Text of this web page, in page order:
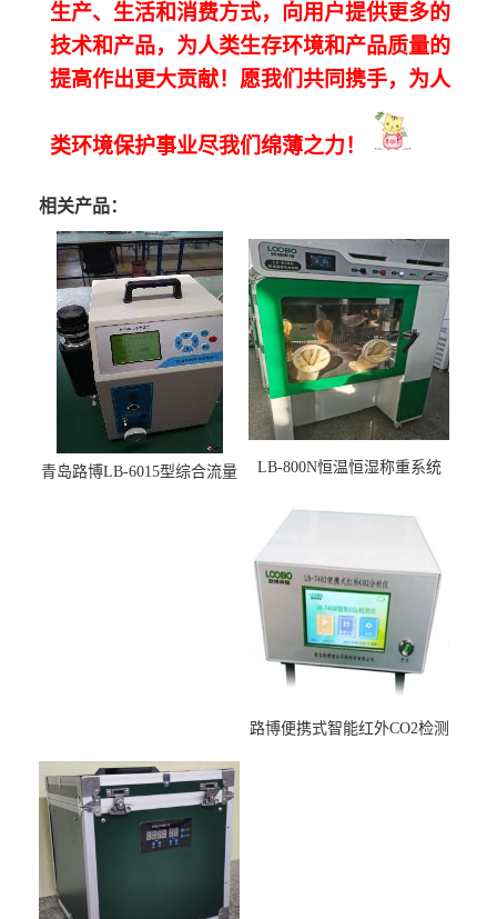
生产、生活和消费方式，向用户提供更多的
技术和产品，为人类生存环境和产品质量的
提高作出更大贡献！愿我们共同携手，为人
类环境保护事业尽我们绵薄之力！
相关产品：
青岛路博LB-6015型综合流量
LB-800N恒温恒湿称重系统
路博便携式智能红外CO2检测